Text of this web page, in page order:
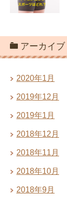
アーカイブ
2020年1月
2019年12月
2019年1月
2018年12月
2018年11月
2018年10月
2018年9月